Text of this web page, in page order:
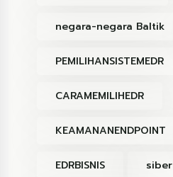
negara-negara Baltik
PEMILIHANSISTEMEDR
CARAMEMILIHEDR
KEAMANANENDPOINT
EDRBISNIS siber